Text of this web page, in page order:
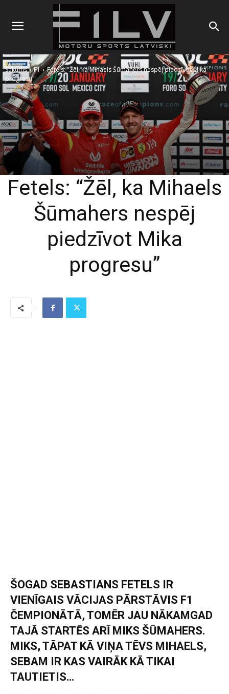
Sākums F1
Fetels: "Žēl, ka Mihaels Šūmahers nespēj piedzīvot Mika
progresu"
Fetels: “Žēl, ka Mihaels
Šūmahers nespēj
piedzīvot Mika
progresu”
ŠOGAD SEBASTIANS FETELS IR
VIENĪGAIS VĀCIJAS PĀRSTĀVIS F1
ČEMPIONĀTĀ, TOMĒR JAU NĀKAMGAD
TAJĀ STARTĒS ARĪ MIKS ŠŪMAHERS.
MIKS, TĀPAT KĀ VIŅA TĒVS MIHAELS,
SEBAM IR KAS VAIRĀK KĀ TIKAI
TAUTIETIS…